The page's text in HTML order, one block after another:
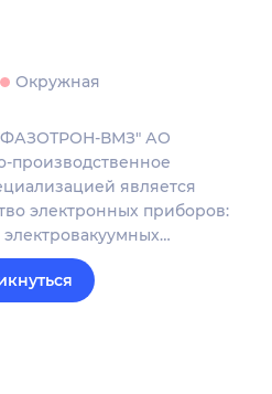
Окружная
ВМЗ" АО
производственное
является
электронных приборов: